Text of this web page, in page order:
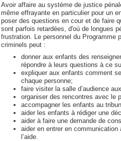
Avoir affaire au système de justice
même effrayante en particulier pour un
poser des questions en cour et de faire
sont parfois retardées, d'où de longues
frustration. Le personnel du Programme
criminels peut :
donner aux enfants des
répondre à leurs questions à ce
expliquer aux enfants comment
chaque personne;
faire visiter la salle d’audience
organiser des rencontres avec le
accompagner les enfants au
aider les enfants à rédiger une
aider à faire une demande de
aider en entrer en
l’aide.